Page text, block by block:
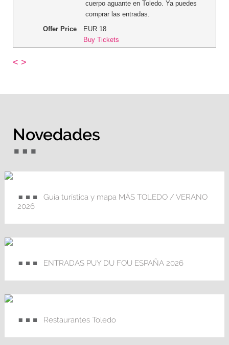
cuerpo aguante en Toledo. Ya puedes
comprar las entradas.
Offer Price
EUR 18
Buy Tickets
< >
Novedades
Guía turística y mapa MÁS TOLEDO / VERANO
2026
ENTRADAS PUY DU FOU ESPAÑA 2026
Restaurantes Toledo